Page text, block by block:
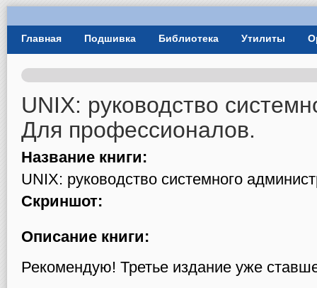
User Menu
UNIX: руководство
Для профессионалов.
Название книги:
UNIX: руководство системного
Скриншот:
Описание книги:
Рекомендую! Третье издание уже
Главное меню
Главная Подшивка Библиотека Утилиты